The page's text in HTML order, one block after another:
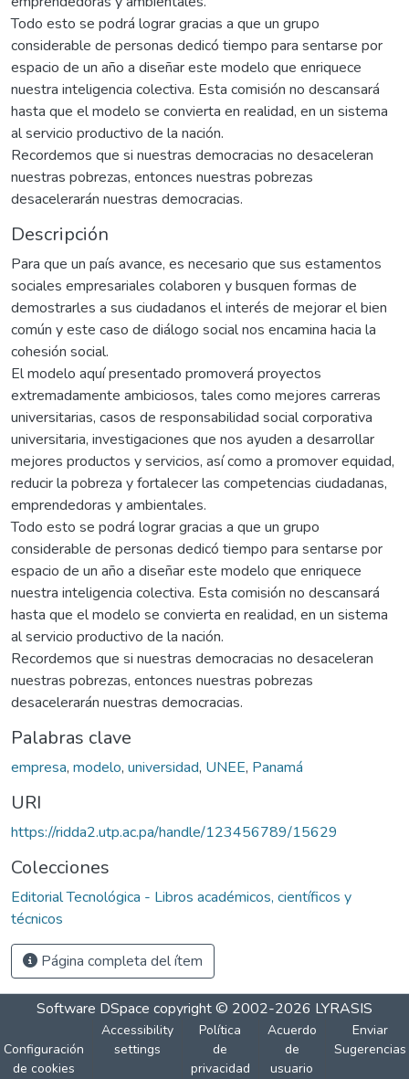
Todo esto se podrá lograr gracias a que un grupo
considerable de personas dedicó tiempo para sentarse por
espacio de un año a diseñar este modelo que enriquece
nuestra inteligencia colectiva. Esta comisión no descansará
hasta que el modelo se convierta en realidad, en un sistema
al servicio productivo de la nación.
Recordemos que si nuestras democracias no desaceleran
nuestras pobrezas, entonces nuestras pobrezas
desacelerarán nuestras democracias.
Descripción
Para que un país avance, es necesario que sus estamentos
sociales empresariales colaboren y busquen formas de
demostrarles a sus ciudadanos el interés de mejorar el bien
común y este caso de diálogo social nos encamina hacia la
cohesión social.
El modelo aquí presentado promoverá proyectos
extremadamente ambiciosos, tales como mejores carreras
universitarias, casos de responsabilidad social corporativa
universitaria, investigaciones que nos ayuden a desarrollar
mejores productos y servicios, así como a promover equidad,
reducir la pobreza y fortalecer las competencias ciudadanas,
emprendedoras y ambientales.
Todo esto se podrá lograr gracias a que un grupo
considerable de personas dedicó tiempo para sentarse por
espacio de un año a diseñar este modelo que enriquece
nuestra inteligencia colectiva. Esta comisión no descansará
hasta que el modelo se convierta en realidad, en un sistema
al servicio productivo de la nación.
Recordemos que si nuestras democracias no desaceleran
nuestras pobrezas, entonces nuestras pobrezas
desacelerarán nuestras democracias.
Palabras clave
empresa, modelo, universidad, UNEE, Panamá
URI
https://ridda2.utp.ac.pa/handle/123456789/15629
Colecciones
Editorial Tecnológica - Libros académicos, científicos y
técnicos
Página completa del ítem
Software DSpace copyright © 2002-2026 LYRASIS
Configuración
de cookies
Accessibility
settings
Política
de
privacidad
Acuerdo
de
usuario
Enviar
Sugerencias